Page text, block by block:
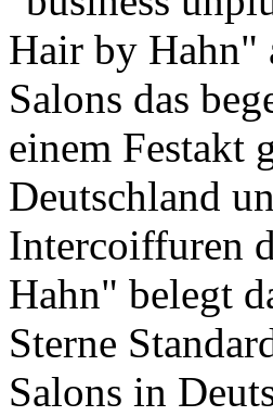
Hair by Hahn"
Salons das
einem Festakt
Deutschland
Intercoiffuren
Hahn" belegt
Sterne
Salons in